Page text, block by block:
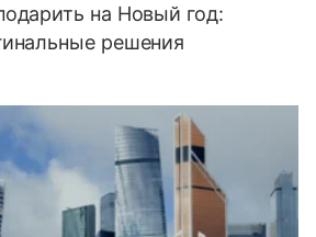
на Новый год:
решения